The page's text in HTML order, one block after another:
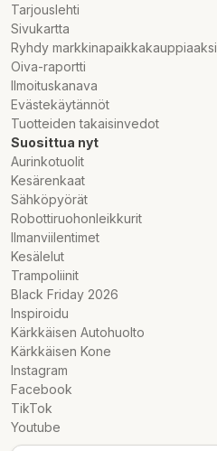
Tarjouslehti
Sivukartta
Ryhdy markkinapaikkakauppiaaksi
Oiva-raportti
Ilmoituskanava
Evästekäytännöt
Tuotteiden takaisinvedot
Suosittua nyt
Aurinkotuolit
Kesärenkaat
Sähköpyörät
Robottiruohonleikkurit
Ilmanviilentimet
Kesälelut
Trampoliinit
Black Friday 2026
Inspiroidu
Kärkkäisen Autohuolto
Kärkkäisen Kone
Instagram
Facebook
TikTok
Youtube